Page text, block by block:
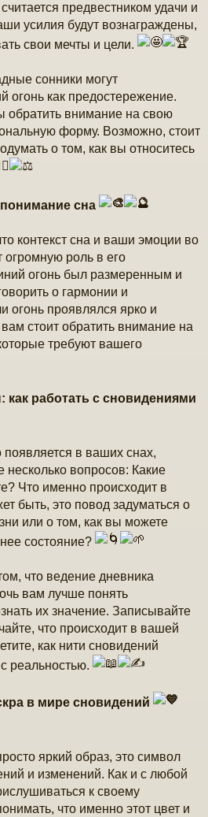
предвестником удачи и
усилия будут вознаграждены,
свои мечты и цели.
сонники могут
огонь как предостережение.
внимание на свою
форму. Возможно, стоит
о том, как вы относитесь
сна
контекст сна и ваши эмоции во
огромную роль в его
огонь был размеренным и
о гармонии и
огонь проявлялся ярко и
стоит обратить внимание на
требуют вашего
как работать с сновидениями
появляется в ваших снах,
несколько вопросов: Какие
Что именно происходит в
быть, это повод задуматься о
или о том, как вы можете
состояние?
что ведение дневника
вам лучше понять
их значение. Записывайте
что происходит в вашей
как нити сновидений
реальностью.
в мире сновидений
яркий образ, это символ
и изменений. Как и с любой
к своему
что именно этот цвет и